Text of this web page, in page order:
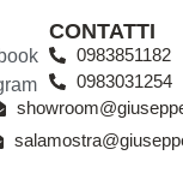
CONTATTI
0983851182
0983031254